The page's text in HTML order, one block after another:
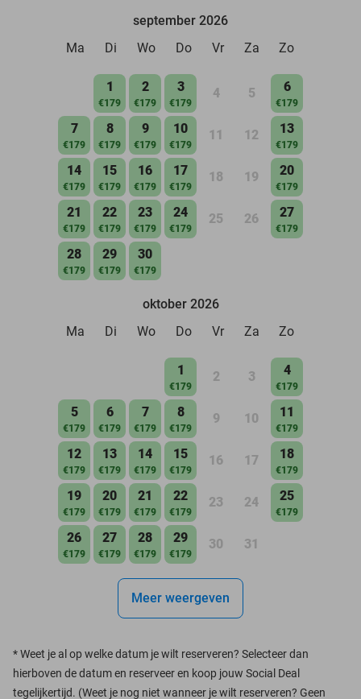
september 2026
Ma
Di Wo Do Vr Za Zo
1
€179
2
€179
3
€179
4 5 6
€179
7
€179
8
€179
9
€179
10
€179
11 12 13
€179
14
€179
15
€179
16
€179
17
€179
18 19 20
€179
21
€179
22
€179
23
€179
24
€179
25 26 27
€179
28
€179
29
€179
30
€179
oktober 2026
Ma
Di Wo Do Vr Za Zo
1
€179
2 3 4
€179
5
€179
6
€179
7
€179
8
€179
9 10 11
€179
12
€179
13
€179
14
€179
15
€179
16 17 18
€179
19
€179
20
€179
21
€179
22
€179
23 24 25
€179
26
€179
27
€179
28
€179
29
€179
30 31
Meer weergeven
*Weet je al op welke datum je wilt reserveren? Selecteer dan
hierboven de datum en reserveer en koop jouw Social Deal
tegelijkertijd. (Weet je nog niet wanneer je wilt reserveren? Geen